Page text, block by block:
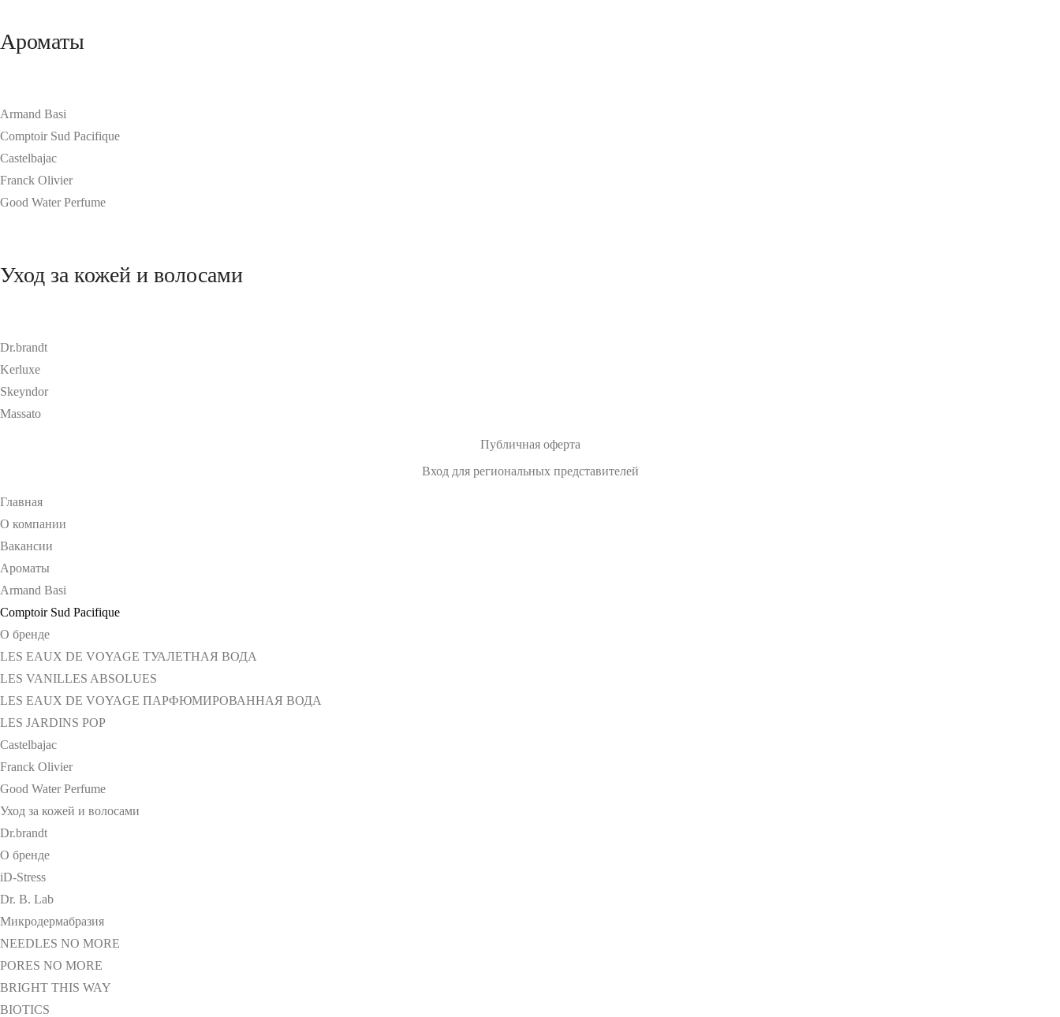
Ароматы
Armand Basi
Comptoir Sud Pacifique
Castelbajac
Franck Olivier
Good Water Perfume
Уход за кожей и волосами
Dr.brandt
Kerluxe
Skeyndor
Massato
Публичная оферта
Вход для региональных представителей
Главная
О компании
Вакансии
Ароматы
Armand Basi
Comptoir Sud Pacifique
О бренде
LES EAUX DE VOYAGE ТУАЛЕТНАЯ ВОДА
LES VANILLES ABSOLUES
LES EAUX DE VOYAGE ПАРФЮМИРОВАННАЯ ВОДА
LES JARDINS POP
Castelbajac
Franck Olivier
Good Water Perfume
Уход за кожей и волосами
Dr.brandt
О бренде
iD-Stress
Dr. B. Lab
Микродермабразия
NEEDLES NO MORE
PORES NO MORE
BRIGHT THIS WAY
BIOTICS